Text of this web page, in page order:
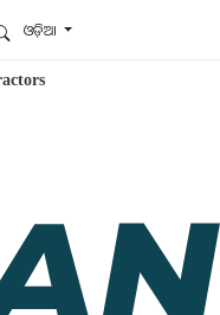
ଓଡ଼ିଆ